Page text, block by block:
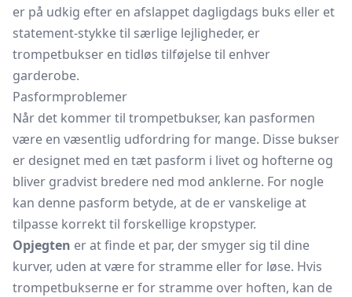
er på udkig efter en afslappet dagligdags buks eller et
statement-stykke til særlige lejligheder, er
trompetbukser en tidløs tilføjelse til enhver
garderobe.
Pasformproblemer
Når det kommer til trompetbukser, kan pasformen
være en væsentlig udfordring for mange. Disse bukser
er designet med en tæt pasform i livet og hofterne og
bliver gradvist bredere ned mod anklerne. For nogle
kan denne pasform betyde, at de er vanskelige at
tilpasse korrekt til forskellige kropstyper.
Opjegten er at finde et par, der smyger sig til dine
kurver, uden at være for stramme eller for løse. Hvis
trompetbukserne er for stramme over hoften, kan de